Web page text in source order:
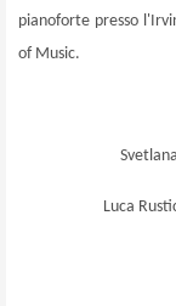
pianoforte presso
of Music.
Luca